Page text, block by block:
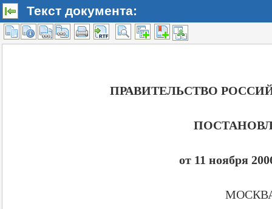
Текст документа: